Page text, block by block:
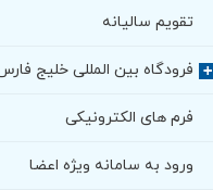
تقویم سالیانه
+ فرودگاه بین المللی خلیج
فرم های الکترونیکی
ورود به سامانه ویژه اعضا